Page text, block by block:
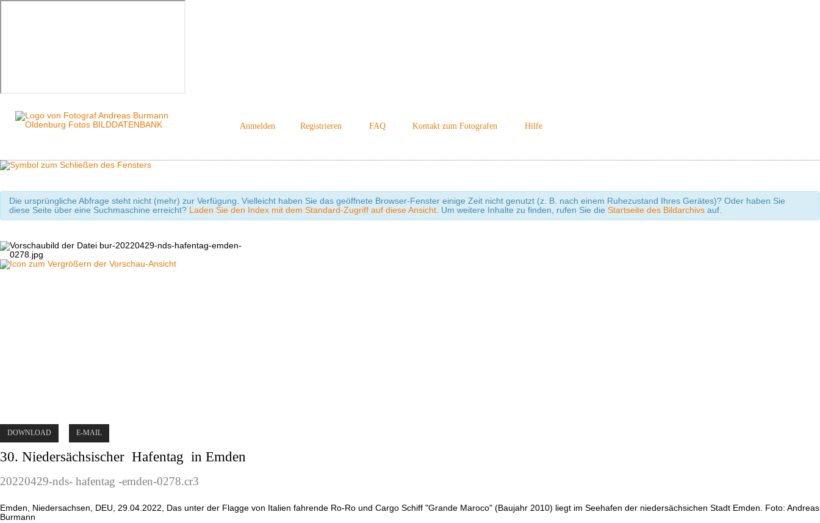
Anmelden Registrieren FAQ Kontakt zum Fotografen Hilfe
Die ursprüngliche Abfrage steht nicht (mehr) zur Verfügung. Vielleicht haben Sie das geöffnete Browser-Fenster einige Zeit nicht genutzt (z. B. nach einem Ruhezustand Ihres Gerätes)? Oder haben Sie
diese Seite über eine Suchmaschine erreicht? Laden Sie den Index mit dem Standard-Zugriff auf diese Ansicht. Um weitere Inhalte zu finden, rufen Sie die Startseite des Bildarchivs auf.
DOWNLOAD E-MAIL
30. Niedersächsischer Hafentag in Emden
20220429-nds- hafentag -emden-0278.cr3
Emden, Niedersachsen, DEU, 29.04.2022, Das unter der Flagge von Italien fahrende Ro-Ro und Cargo Schiff "Grande Maroco" (Baujahr 2010) liegt im Seehafen der niedersächsichen Stadt Emden. Foto: Andreas
Burmann